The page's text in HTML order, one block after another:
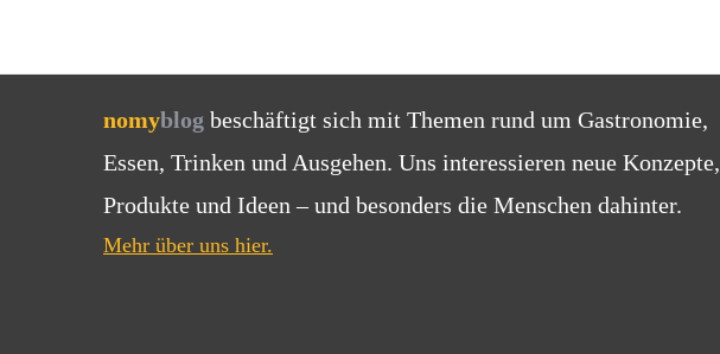
nomyblog beschäftigt sich mit Themen rund um Gastronomie,
Essen, Trinken und Ausgehen. Uns interessieren neue Konzepte,
Produkte und Ideen – und besonders die Menschen dahinter.
Mehr über uns hier.